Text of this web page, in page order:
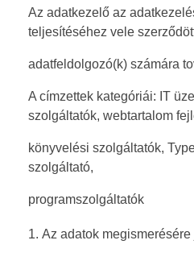
Az adatkezelő az
teljesítéséhez vele
adatfeldolgozó(k) számára
A címzettek kategóriái: IT
szolgáltatók, webtartalom
könyvelési szolgáltatók,
szolgáltató,
programszolgáltatók
Az adatok